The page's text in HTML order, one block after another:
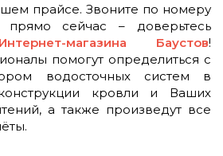
прайсе. Звоните по номеру
прямо сейчас – доверьтесь
Интернет-магазина Баустов!
помогут определиться с
водосточных систем в
кровли и Ваших
а также произведут все